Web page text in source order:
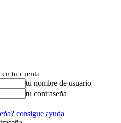
tu cuenta
tu nombre de usuario
tu contraseña
consigue ayuda